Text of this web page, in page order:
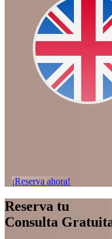
¡Reserva ahora!
Reserva tu
Consulta